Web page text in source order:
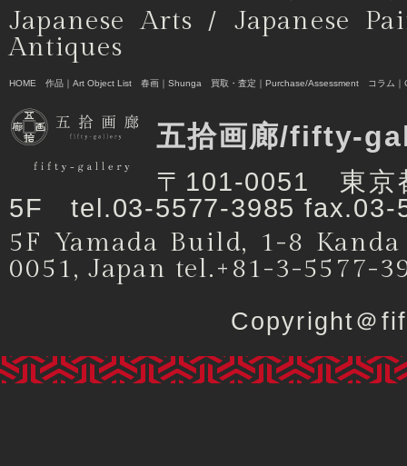
Japanese Arts / Japanese
Antiques
HOME 作品｜Art Object List 春画｜Shunga 買取・査定｜Purchase/Assessment コラム｜
五拾画廊/fifty-
〒101-0051 東京
5F tel.03-5577-3985 fax.03-
5F Yamada Build, 1-8
0051, Japan tel.+81-3-5577-
Copyright＠